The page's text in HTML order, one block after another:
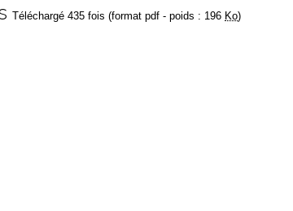
Téléchargé 435 fois (format pdf - poids : 196 Ko)